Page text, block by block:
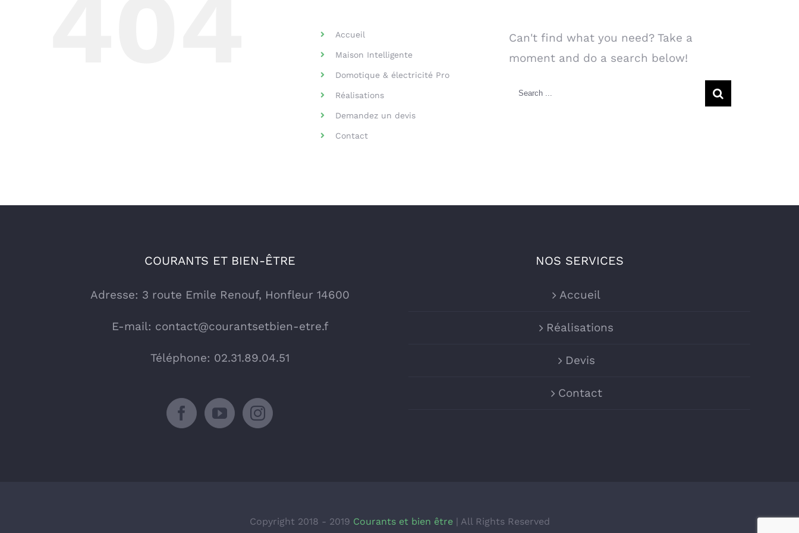
Accueil
Maison Intelligente
Domotique & électricité Pro
Réalisations
Demandez un devis
Contact
Can't find what you need? Take a
moment and do a search below!
Search
COURANTS ET BIEN-ÊTRE
Adresse: 3 route Emile Renouf, Honfleur 14600
E-mail: contact@courantsetbien-etre.f
Téléphone: 02.31.89.04.51
NOS SERVICES
Accueil
Réalisations
Devis
Contact
Copyright 2018 - 2019 Courants et bien être | All Rights Reserved